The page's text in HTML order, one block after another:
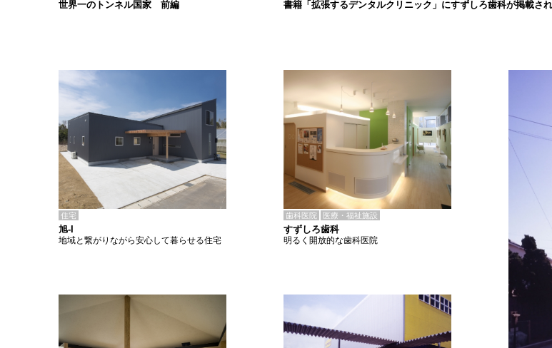
書籍「拡張するデンタルクリニック」にすずしろ歯科が掲載さ
世界一のトンネル国家 前編
住宅
旭-I
地域と繋がりながら安心して暮らせる住宅
歯科医院 医療・福祉施設
すずしろ歯科
明るく開放的な歯科医院